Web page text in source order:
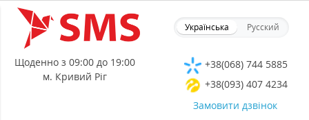
Українська Русский
Щоденно з 09:00 до 19:00
м. Кривий Ріг
+38(068) 744 5885
+38(093) 407 4234
Замовити дзвінок